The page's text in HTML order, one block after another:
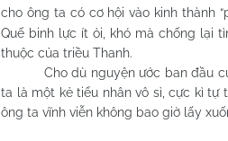
cho ông ta có cơ hội vào kinh thành
Quế binh lực ít ỏi, khó mà chống lại
thuộc của triều Thanh.
Cho dù nguyện ước ban đầu
ta là một kẻ tiểu nhân vô sỉ, cực kì tự
ông ta vĩnh viễn không bao giờ lấy